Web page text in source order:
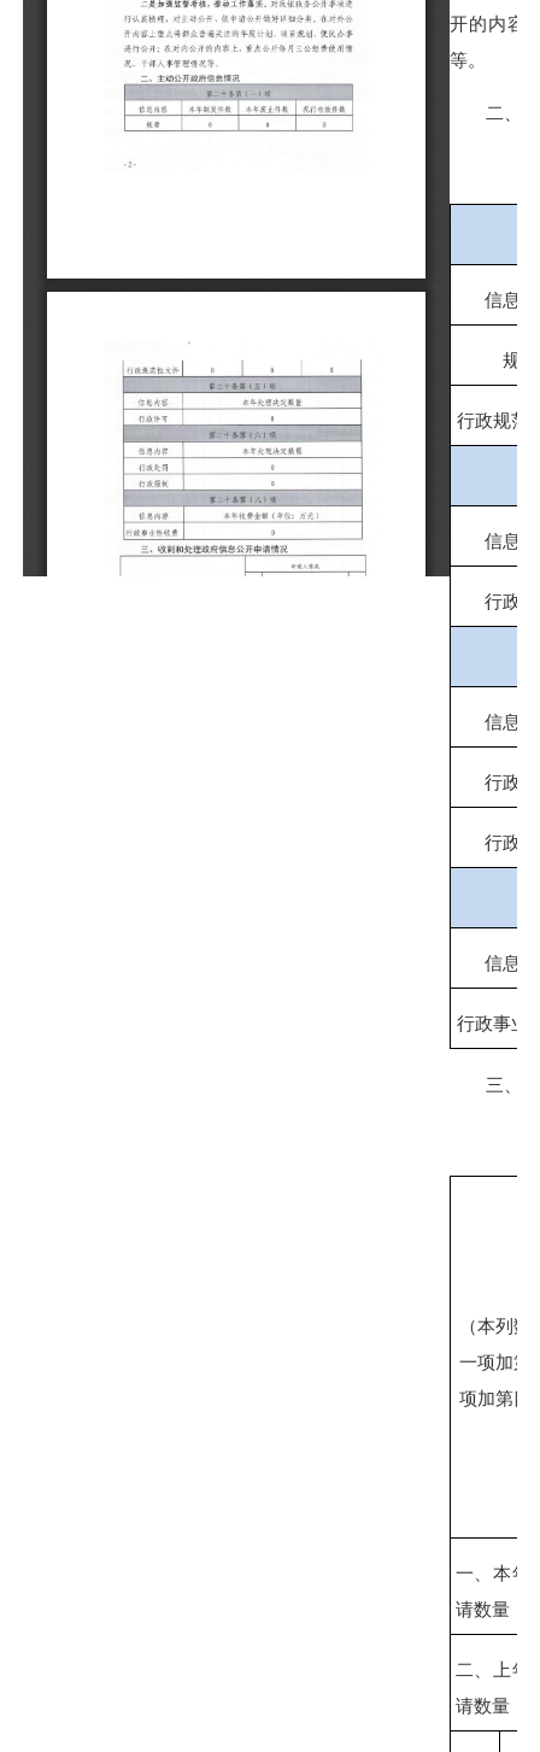
开的内容
等。
二、
信息
规章
行政规范
信息
行政
信息
行政
行政
信息
行政事业
三、收
（本列数
一项加第
项加第四
一、本年
请数量
二、上年
请数量